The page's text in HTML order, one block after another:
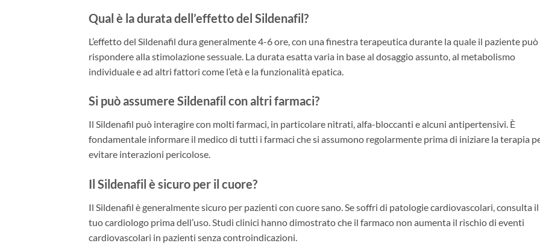
Qual è la durata dell’effetto del Sildenafil?
L’effetto del Sildenafil dura generalmente 4-6 ore, con una finestra terapeutica durante la quale il paziente può
rispondere alla stimolazione sessuale. La durata esatta varia in base al dosaggio assunto, al metabolismo
individuale e ad altri fattori come l’età e la funzionalità epatica.
Si può assumere Sildenafil con altri farmaci?
Il Sildenafil può interagire con molti farmaci, in particolare nitrati, alfa-bloccanti e alcuni antipertensivi. È
fondamentale informare il medico di tutti i farmaci che si assumono regolarmente prima di iniziare la terapia
evitare interazioni pericolose.
Il Sildenafil è sicuro per il cuore?
Il Sildenafil è generalmente sicuro per pazienti con cuore sano. Se soffri di patologie cardiovascolari, consulta il
tuo cardiologo prima dell’uso. Studi clinici hanno dimostrato che il farmaco non aumenta il rischio di eventi
cardiovascolari in pazienti senza controindicazioni.